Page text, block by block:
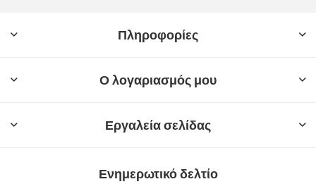
Πληροφορίες
Ο λογαριασμός μου
Εργαλεία σελίδας
Ενημερωτικό δελτίο